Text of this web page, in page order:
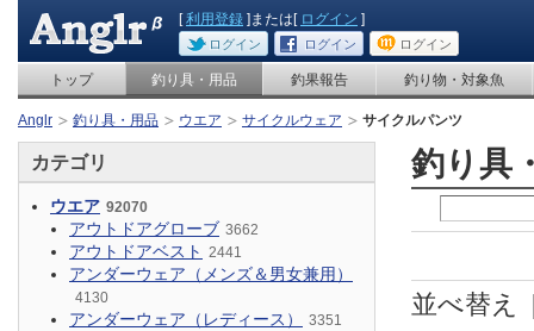
[利用登録 ]または[ ログイン ]
ログイン ログイン ログイン
トップ 釣り具・用品 釣果報告 釣り物・対象魚
Anglr 釣り具・用品 ウエア サイクルウェア サイクルパンツ
釣り具
並べ替え
カテゴリ
ウエア 92070
アウトドアグローブ 3662
アウトドアベスト 2441
アンダーウェア（メンズ＆男女兼用）
4130
アンダーウェア（レディース） 3351